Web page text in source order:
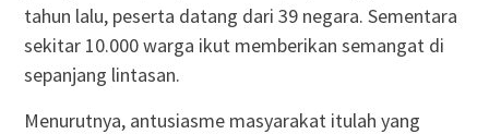
tahun lalu, peserta datang dari 39 negara. Sementara
sekitar 10.000 warga ikut memberikan semangat di
sepanjang lintasan.
Menurutnya, antusiasme masyarakat itulah yang